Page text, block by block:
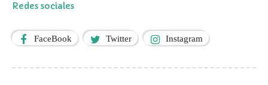
Redes sociales
FaceBook Twitter Instagram